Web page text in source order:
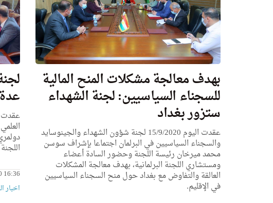
بهدف معالجة مشكلات المنح المالية
للسجناء السياسيين: لجنة الشهداء
ستزور بغداد
عقدت اليوم 15/9/2020 لجنة شؤون الشهداء والجينوسايد
والسجناء السياسيين في البرلمان اجتماعا بإشراف سوسن
محمد ميرخان رئيسة اللجنة وحضور السادة أعضاء
ومستشاري اللجنة البرلمانية، بهدف معالجة المشكلات
العالقة والتفاوض مع بغداد حول منح السجناء السياسيين
في الإقليم.
16:36
اخبار